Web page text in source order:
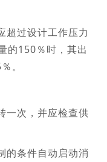
过设计工作压力
的150％时，其出
。
次，并应检查供
条件自动启动消